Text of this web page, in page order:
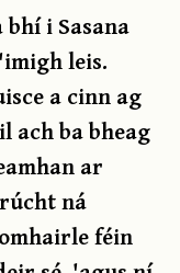
i Sasana
leis.
a cinn ag
ach ba bheag
ar
ná
féin